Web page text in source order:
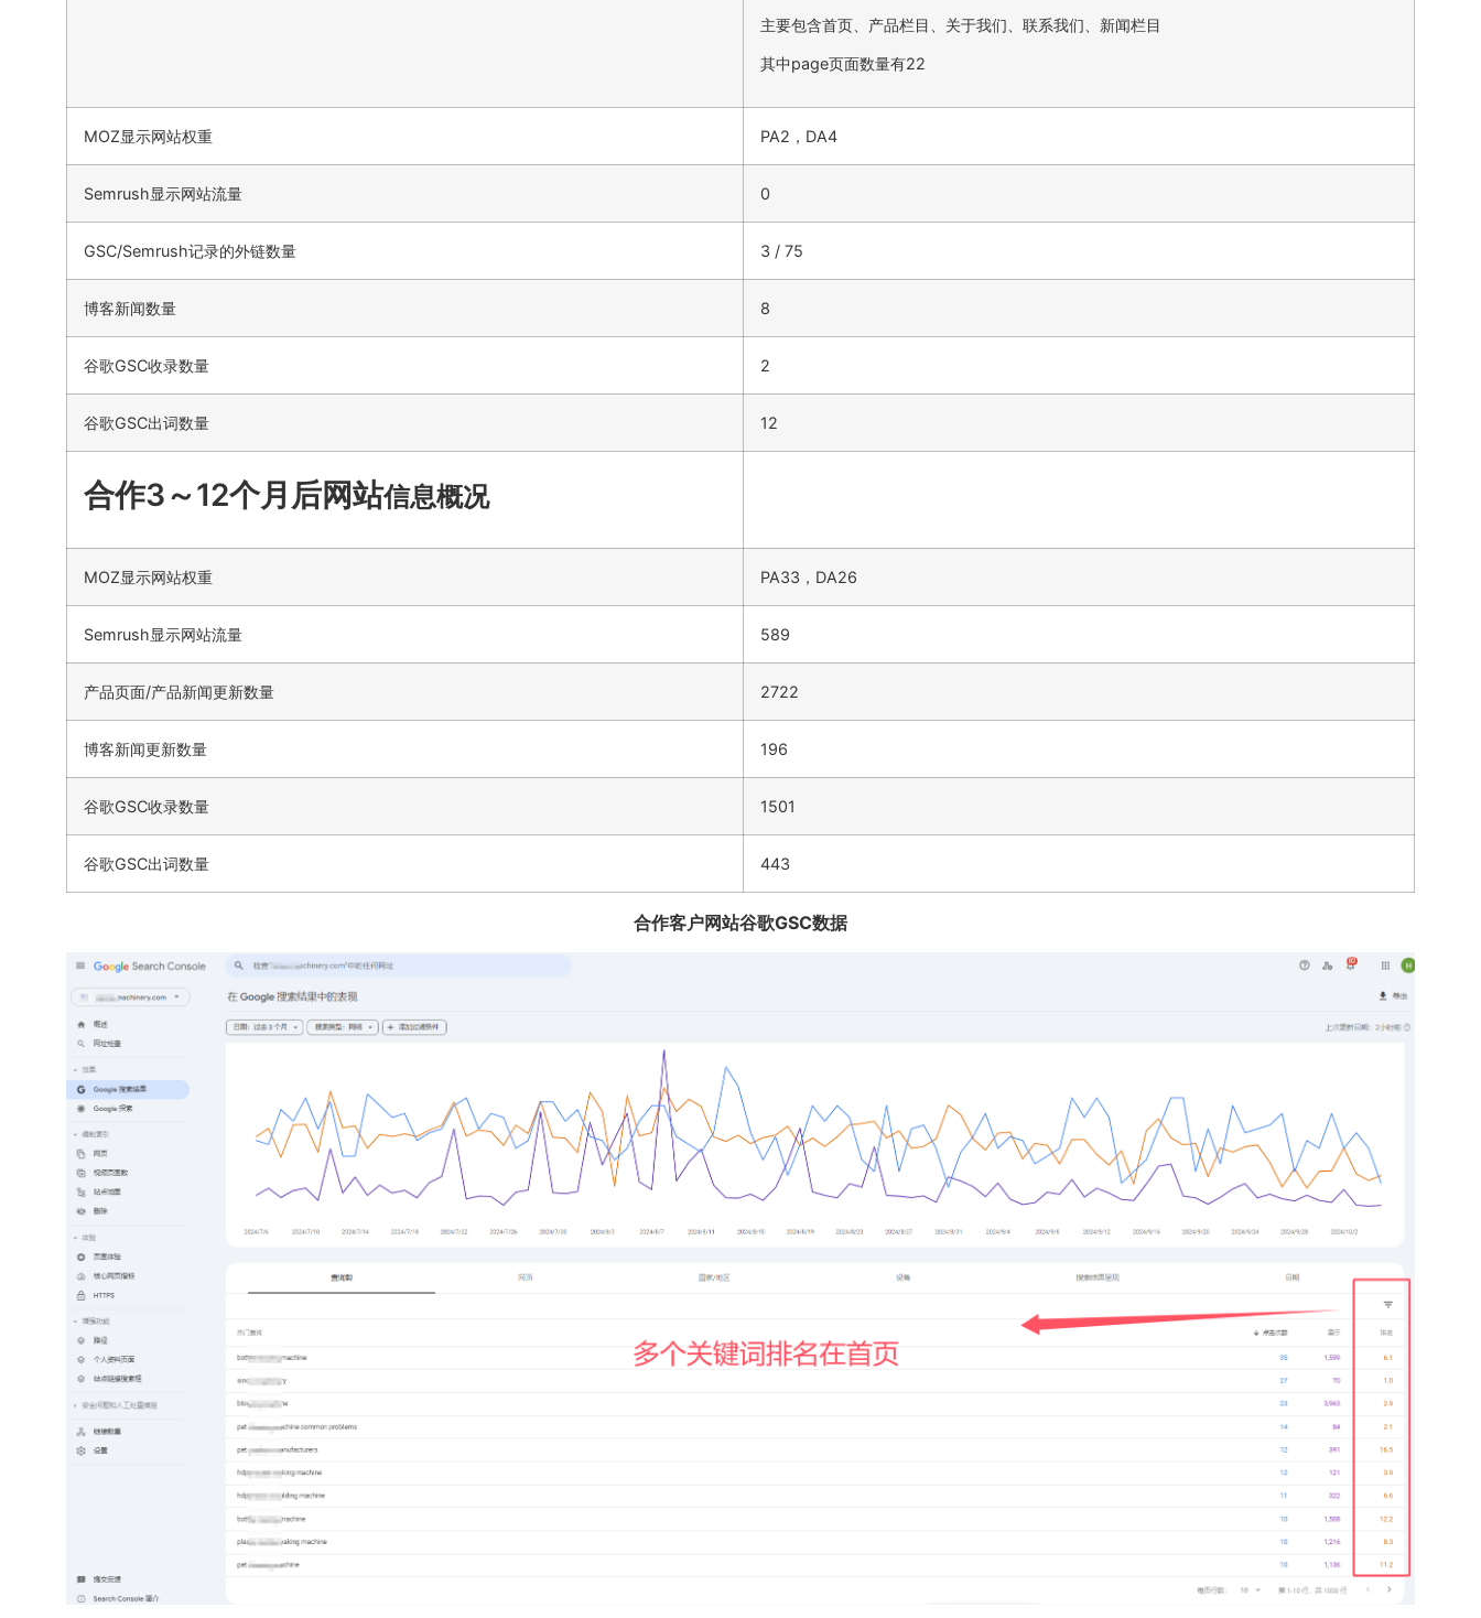
主要包含首页、产品栏目、关于我们、联系我们、新闻栏目
其中page页面数量有22
MOZ显示网站权重 PA2，DA4
Semrush显示网站流量 0
GSC/Semrush记录的外链数量 3 / 75
博客新闻数量 8
谷歌GSC收录数量 2
谷歌GSC出词数量 12
合作3～12个月后网站信息概况
MOZ显示网站权重 PA33，DA26
Semrush显示网站流量 589
产品页面/产品新闻更新数量 2722
博客新闻更新数量 196
谷歌GSC收录数量 1501
谷歌GSC出词数量 443
合作客户网站谷歌GSC数据